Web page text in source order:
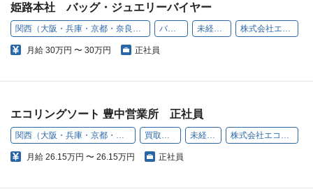
姫路本社 バッグ・ジュエリーバイヤー
関西（大阪・兵庫・京都・奈良・和歌山・滋賀） バイヤー 未経験歓迎 株式会社エコリング
月給 30万円 〜 30万円 正社員
エコリングソート 豊中営業所 正社員
関西（大阪・兵庫・京都・奈良・和歌山・滋賀） 買取スタッフ 未経験歓迎 株式会社エコリングソート
月給 26.15万円 〜 26.15万円 正社員